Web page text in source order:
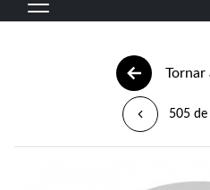
Navegació principal
Tornar
505 de